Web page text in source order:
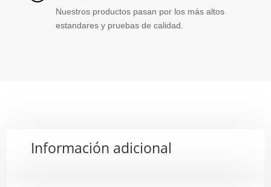
Nuestros productos pasan por los más altos
estandares y pruebas de calidad.
Información adicional